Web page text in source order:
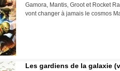
Gamora, Mantis, Groot et Rocket
vont changer à jamais le cosmos
Les gardiens de la galaxie